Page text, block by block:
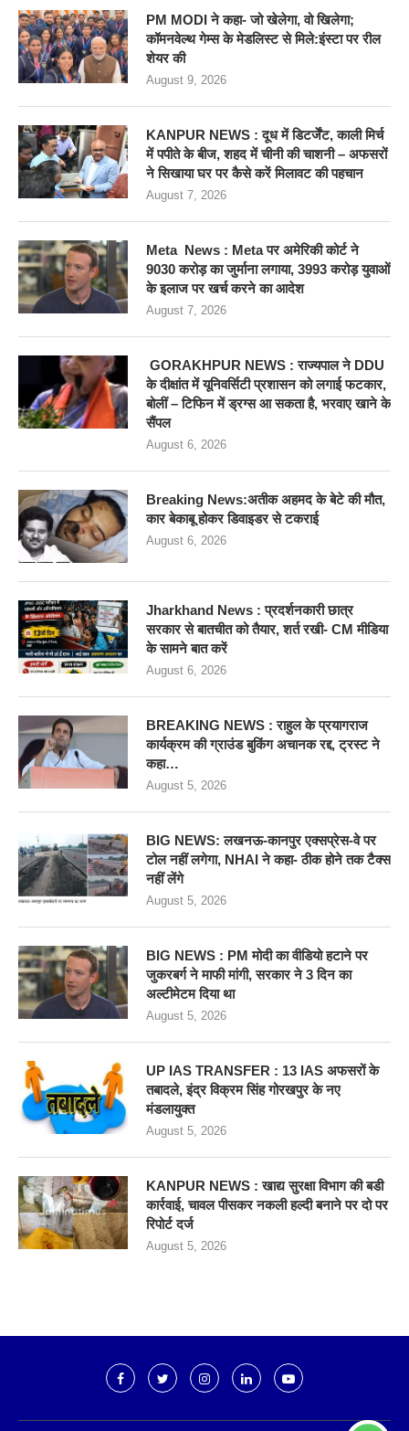
PM MODI ने कहा- जो खेलेगा, वो खिलेगा;
कॉमनवेल्थ गेम्स के मेडलिस्ट से मिले:इंस्टा पर रील
शेयर की
August 9, 2026
KANPUR NEWS : दूध में डिटर्जेंट, काली मिर्च
में पपीते के बीज, शहद में चीनी की चाशनी – अफसरों
ने सिखाया घर पर कैसे करें मिलावट की पहचान
August 7, 2026
Meta News : Meta पर अमेरिकी कोर्ट ने
9030 करोड़ का जुर्माना लगाया, 3993 करोड़ युवाओं
के इलाज पर खर्च करने का आदेश
August 7, 2026
GORAKHPUR NEWS : राज्यपाल ने DDU
के दीक्षांत में यूनिवर्सिटी प्रशासन को लगाई फटकार,
बोलीं – टिफिन में ड्रग्स आ सकता है, भरवाए खाने के
सैंपल
August 6, 2026
Breaking News:अतीक अहमद के बेटे की मौत,
कार बेकाबू होकर डिवाइडर से टकराई
August 6, 2026
Jharkhand News : प्रदर्शनकारी छात्र
सरकार से बातचीत को तैयार, शर्त रखी- CM मीडिया
के सामने बात करें
August 6, 2026
BREAKING NEWS : राहुल के प्रयागराज
कार्यक्रम की ग्राउंड बुकिंग अचानक रद्द, ट्रस्ट ने
कहा…
August 5, 2026
BIG NEWS: लखनऊ-कानपुर एक्सप्रेस-वे पर
टोल नहीं लगेगा, NHAI ने कहा- ठीक होने तक टैक्स
नहीं लेंगे
August 5, 2026
BIG NEWS : PM मोदी का वीडियो हटाने पर
जुकरबर्ग ने माफी मांगी, सरकार ने 3 दिन का
अल्टीमेटम दिया था
August 5, 2026
UP IAS TRANSFER : 13 IAS अफसरों के
तबादले, इंद्र विक्रम सिंह गोरखपुर के नए
मंडलायुक्त
August 5, 2026
KANPUR NEWS : खाद्य सुरक्षा विभाग की बडी
कार्रवाई, चावल पीसकर नकली हल्दी बनाने पर दो पर
रिपोर्ट दर्ज
August 5, 2026